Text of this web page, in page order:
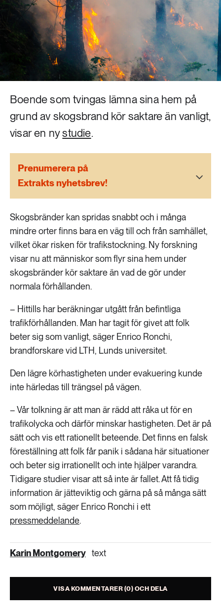
Mat & jordbruk
Skog
Social hållbarhet
Transport
Vatten
252 ARTIKLAR
Landsbygd
939 ARTIKLAR
Livsstil & konsumtion
612 ARTIKLAR
Mat & jordbruk
Skog
360 ARTIKLAR
Transport
Vatten
Boende som tvingas lämna sina hem på
grund av skogsbrand kör saktare än vanligt,
visar en nystudie.
Prenumerera på
Extrakts nyhetsbrev!
Skogsbränder kan spridas snabbt och i många
mindre orter finns bara en väg till och från samhället,
vilket ökar risken för trafikstockning. Ny forskning
visar nu att människor som flyr sina hem under
skogsbränder kör saktare än vad de gör under
normala förhållanden.
– Hittills har beräkningar utgått från befintliga
trafikförhållanden. Man har tagit för givet att folk
beter sig som vanligt, säger Enrico Ronchi,
brandforskare vid LTH, Lunds universitet.
Den lägre körhastigheten under evakuering kunde
inte härledas till trängsel på vägen.
– Vår tolkning är att man är rädd att råka ut för en
trafikolycka och därför minskar hastigheten. Det är på
sätt och vis ett rationellt beteende. Det finns en falsk
föreställning att folk får panik i sådana här situationer
och beter sig irrationellt och inte hjälper varandra.
Tidigare studier visar att så inte är fallet. Att få tidig
information är jätteviktig och gärna på så många sätt
som möjligt, säger Enrico Ronchi i ett
pressmeddelande.
Karin Montgomery text
VISA KOMMENTARER (0) OCH DELA